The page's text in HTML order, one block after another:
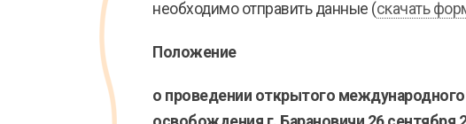
необходимо отправить данные (скачать
Положение
о проведении открытого международного